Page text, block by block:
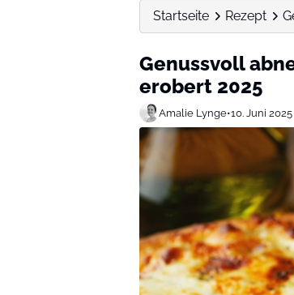
Startseite Rezept
Genussvoll
erobert 2025
Amalie Lynge•10. Juni 2025